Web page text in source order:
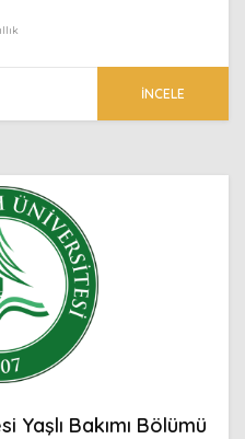
İNCELE
Bakımı Bölümü